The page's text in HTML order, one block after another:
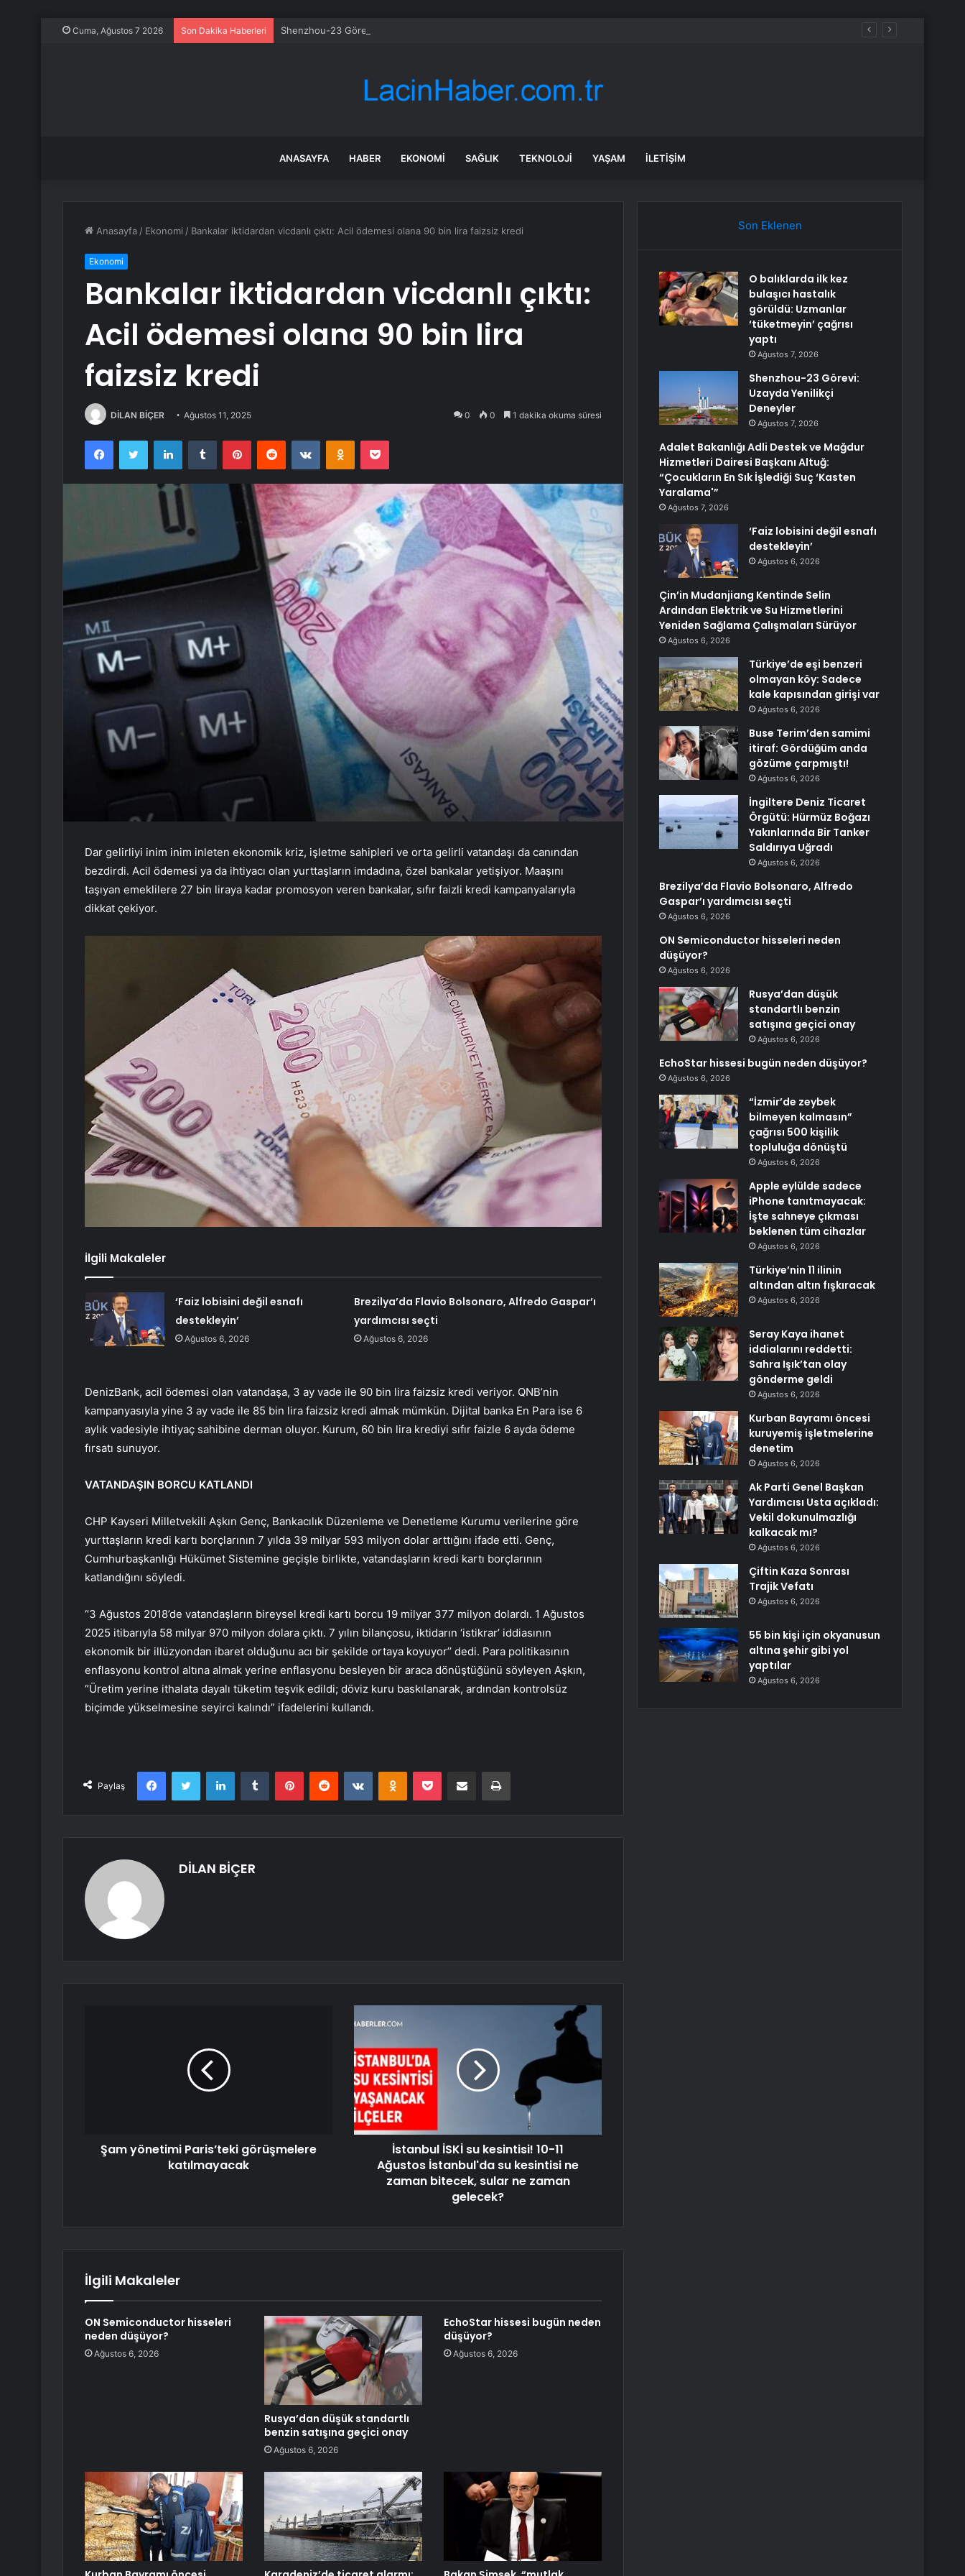
Cuma, Ağustos 7 2026 Son Dakika Haberleri Shenzhou-23 Görevi: Uzayda Yenilikçi Deneyler
ANASAYFA HABER EKONOMI SAĞLIK TEKNOLOJI YAŞAM İLETIŞIM
Anasayfa / Ekonomi / Bankalar iktidardan vicdanlı çıktı: Acil ödemesi olana 90 bin lira faizsiz kredi
Ekonomi
Bankalar iktidardan vicdanlı çıktı:
Acil ödemesi olana 90 bin lira
faizsiz kredi
DİLAN BİÇER Ağustos 11, 2025 0 0 1 dakika okuma süresi
FacebookTwitter LinkedInTumblr PinterestReddit VKontakteOdnoklassniki
Pocket
Dar gelirliyi inim inim inleten ekonomik kriz, işletme sahipleri ve orta gelirli vatandaşı da canından
bezdirdi. Acil ödemesi ya da ihtiyacı olan yurttaşların imdadına, özel bankalar yetişiyor. Maaşını
taşıyan emeklilere 27 bin liraya kadar promosyon veren bankalar, sıfır faizli kredi kampanyalarıyla
dikkat çekiyor.
İlgili Makaleler
‘Faiz lobisini değil esnafı
destekleyin’
Ağustos 6, 2026
Brezilya’da Flavio Bolsonaro, Alfredo Gaspar’ı
yardımcısı seçti
Ağustos 6, 2026
DenizBank, acil ödemesi olan vatandaşa, 3 ay vade ile 90 bin lira faizsiz kredi veriyor. QNB’nin
kampanyasıyla yine 3 ay vade ile 85 bin lira faizsiz kredi almak mümkün. Dijital banka En Para ise 6
aylık vadesiyle ihtiyaç sahibine derman oluyor. Kurum, 60 bin lira krediyi sıfır faizle 6 ayda ödeme
fırsatı sunuyor.
VATANDAŞIN BORCU KATLANDI
CHP Kayseri Milletvekili Aşkın Genç, Bankacılık Düzenleme ve Denetleme Kurumu verilerine göre
yurttaşların kredi kartı borçlarının 7 yılda 39 milyar 593 milyon dolar arttığını ifade etti. Genç,
Cumhurbaşkanlığı Hükümet Sistemine geçişle birlikte, vatandaşların kredi kartı borçlarının
katlandığını söyledi.
“3 Ağustos 2018’de vatandaşların bireysel kredi kartı borcu 19 milyar 377 milyon dolardı. 1 Ağustos
2025 itibarıyla 58 milyar 970 milyon dolara çıktı. 7 yılın bilançosu, iktidarın ‘istikrar’ iddiasının
ekonomik bir illüzyondan ibaret olduğunu acı bir şekilde ortaya koyuyor’’ dedi. Para politikasının
enflasyonu kontrol altına almak yerine enflasyonu besleyen bir araca dönüştüğünü söyleyen Aşkın,
“Üretim yerine ithalata dayalı tüketim teşvik edildi; döviz kuru baskılanarak, ardından kontrolsüz
biçimde yükselmesine seyirci kalındı” ifadelerini kullandı.
Paylaş
FacebookTwitter LinkedInTumblr PinterestReddit VKontakteOdnoklassniki
Pocket E-Posta ile paylaş Yazdır
DİLAN BİÇER
Şam yönetimi Paris’teki görüşmelere
katılmayacak
İstanbul İSKİ su kesintisi! 10-11
Ağustos İstanbul'da su kesintisi ne
zaman bitecek, sular ne zaman
gelecek?
İlgili Makaleler
ON Semiconductor hisseleri
neden düşüyor?
Ağustos 6, 2026
Rusya’dan düşük standartlı
benzin satışına geçici onay
Ağustos 6, 2026
EchoStar hissesi bugün neden
düşüyor?
Ağustos 6, 2026
Son Eklenen
O balıklarda ilk kez
bulaşıcı hastalık
görüldü: Uzmanlar
‘tüketmeyin’ çağrısı
yaptı
Ağustos 7, 2026
Shenzhou-23 Görevi:
Uzayda Yenilikçi
Deneyler
Ağustos 7, 2026
Adalet Bakanlığı Adli Destek ve Mağdur
Hizmetleri Dairesi Başkanı Altuğ:
“Çocukların En Sık İşlediği Suç ‘Kasten
Yaralama'”
Ağustos 7, 2026
‘Faiz lobisini değil esnafı
destekleyin’
Ağustos 6, 2026
Çin’in Mudanjiang Kentinde Selin
Ardından Elektrik ve Su Hizmetlerini
Yeniden Sağlama Çalışmaları Sürüyor
Ağustos 6, 2026
Türkiye’de eşi benzeri
olmayan köy: Sadece
kale kapısından girişi var
Ağustos 6, 2026
Buse Terim’den samimi
itiraf: Gördüğüm anda
gözüme çarpmıştı!
Ağustos 6, 2026
İngiltere Deniz Ticaret
Örgütü: Hürmüz Boğazı
Yakınlarında Bir Tanker
Saldırıya Uğradı
Ağustos 6, 2026
Brezilya’da Flavio Bolsonaro, Alfredo
Gaspar’ı yardımcısı seçti
Ağustos 6, 2026
ON Semiconductor hisseleri neden
düşüyor?
Ağustos 6, 2026
Rusya’dan düşük
standartlı benzin
satışına geçici onay
Ağustos 6, 2026
EchoStar hissesi bugün neden düşüyor?
Ağustos 6, 2026
“İzmir’de zeybek
bilmeyen kalmasın”
çağrısı 500 kişilik
topluluğa dönüştü
Ağustos 6, 2026
Apple eylülde sadece
iPhone tanıtmayacak:
İşte sahneye çıkması
beklenen tüm cihazlar
Ağustos 6, 2026
Türkiye’nin 11 ilinin
altından altın fışkıracak
Ağustos 6, 2026
Seray Kaya ihanet
iddialarını reddetti:
Sahra Işık’tan olay
gönderme geldi
Ağustos 6, 2026
Kurban Bayramı öncesi
kuruyemiş işletmelerine
denetim
Ağustos 6, 2026
Ak Parti Genel Başkan
Yardımcısı Usta açıkladı:
Vekil dokunulmazlığı
kalkacak mı?
Ağustos 6, 2026
Çiftin Kaza Sonrası
Trajik Vefatı
Ağustos 6, 2026
55 bin kişi için okyanusun
altına şehir gibi yol
yaptılar
Ağustos 6, 2026